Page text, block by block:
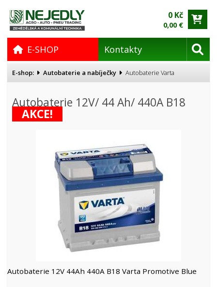
0 Kč
0,00 €
E-SHOP Kontakty
E-shop: Autobaterie a nabíječky Autobaterie Varta
Autobaterie 12V/ 44 Ah/ 440A B18
AKCE!
Autobaterie 12V 44Ah 440A B18 Varta Promotive Blue